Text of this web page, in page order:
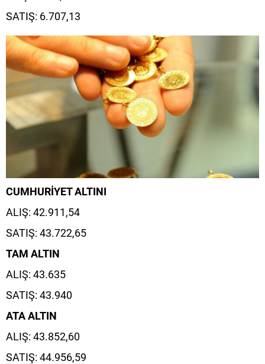
SATIŞ: 6.707,13
CUMHURİYET ALTINI
ALIŞ: 42.911,54
SATIŞ: 43.722,65
TAM ALTIN
ALIŞ: 43.635
SATIŞ: 43.940
ATA ALTIN
ALIŞ: 43.852,60
SATIŞ: 44.956,59